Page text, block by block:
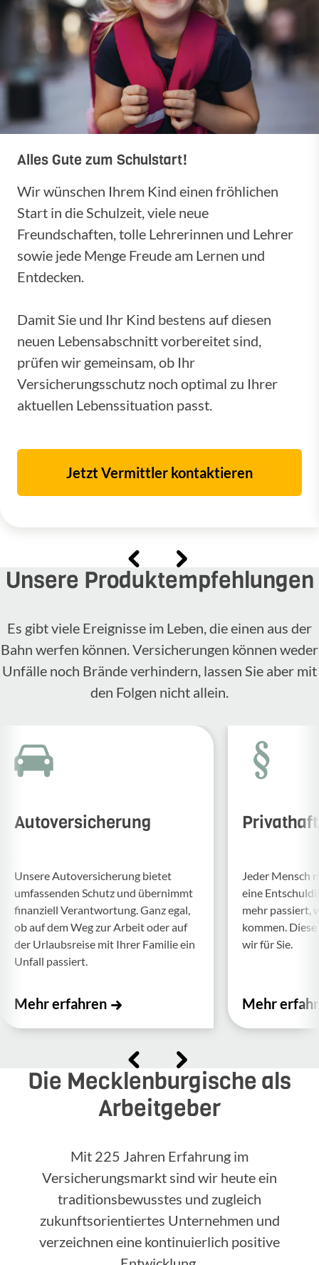
Alles Gute zum Schulstart!
Wir wünschen Ihrem Kind einen fröhlichen
Start in die Schulzeit, viele neue
Freundschaften, tolle Lehrerinnen und Lehrer
sowie jede Menge Freude am Lernen und
Entdecken.
Damit Sie und Ihr Kind bestens auf diesen
neuen Lebensabschnitt vorbereitet sind,
prüfen wir gemeinsam, ob Ihr
Versicherungsschutz noch optimal zu Ihrer
aktuellen Lebenssituation passt.
Jetzt Vermittler kontaktieren
Unsere Produkt­empfehlungen
Es gibt viele Ereignisse im Leben, die einen aus der
Bahn werfen können. Versicherungen können weder
Unfälle noch Brände verhindern, lassen Sie aber mit
den Folgen nicht allein.
Autoversicherung
Unsere Auto­ver­si­che­rung bietet
umfas­senden Schutz und über­nimmt
finan­ziell Verant­wor­tung. Ganz egal,
ob auf dem Weg zur Arbeit oder auf
der Urlaubs­reise mit Ihrer Familie ein
Unfall passiert.
Mehr erfahren
Jeder Mensch
eine
mehr passiert,
kommen.
wir für Sie.
Mehr
Die Mecklenburgische als
Arbeitgeber
Mit 225 Jahren Erfahrung im
Versicherungsmarkt sind wir heute ein
traditionsbewusstes und zugleich
zukunftsorientiertes Unternehmen und
verzeichnen eine kontinuierlich positive